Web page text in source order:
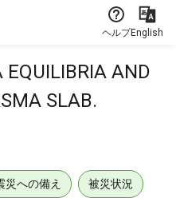
ヘルプEnglish
EQUILIBRIA AND
SLAB.
災への備え 被災状況